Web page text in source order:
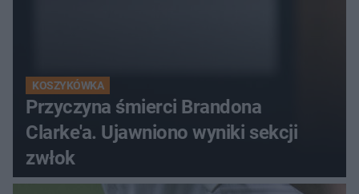
KOSZYKÓWKA
Przyczyna śmierci Brandona
Clarke'a. Ujawniono wyniki sekcji
zwłok